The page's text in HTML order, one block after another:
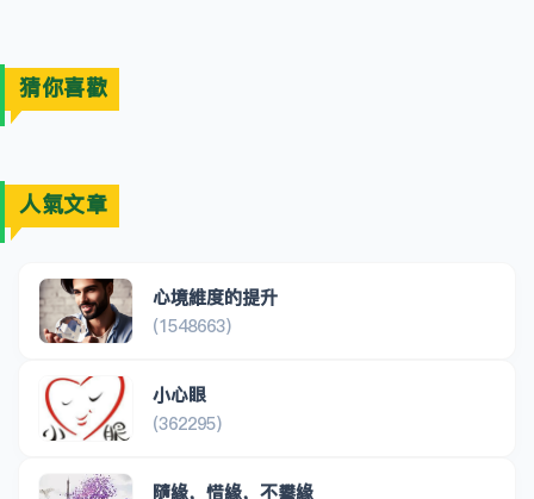
猜你喜歡
人氣文章
心境維度的提升
(1548663)
小心眼
(362295)
隨緣，惜緣，不攀緣